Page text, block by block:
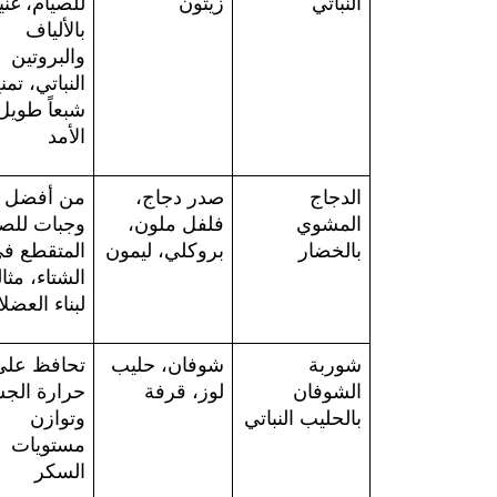
الأمد
بالخضار
بروكلي، ليمون
لبناء
بالحليب النباتي
لوز، قرفة
السكر